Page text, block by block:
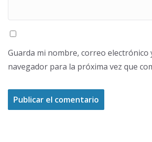
Guarda mi nombre, correo electrónico
navegador para la próxima vez que